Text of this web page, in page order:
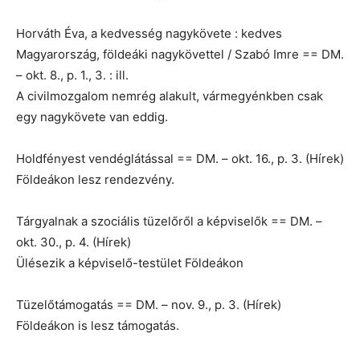
Horváth Éva, a kedvesség nagykövete : kedves
Magyarország, földeáki nagykövettel / Szabó Imre == DM.
– okt. 8., p. 1., 3. : ill.
A civilmozgalom nemrég alakult, vármegyénkben csak
egy nagykövete van eddig.
Holdfényest vendéglátással == DM. – okt. 16., p. 3. (Hírek)
Földeákon lesz rendezvény.
Tárgyalnak a szociális tüzelőről a képviselők == DM. –
okt. 30., p. 4. (Hírek)
Ülésezik a képviselő-testület Földeákon
Tüzelőtámogatás == DM. – nov. 9., p. 3. (Hírek)
Földeákon is lesz támogatás.